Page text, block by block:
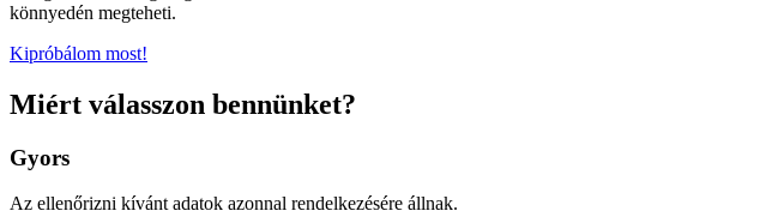
könnyedén megteheti.
Kipróbálom most!
Miért válasszon bennünket?
Gyors
Az ellenőrizni kívánt adatok azonnal rendelkezésére állnak.